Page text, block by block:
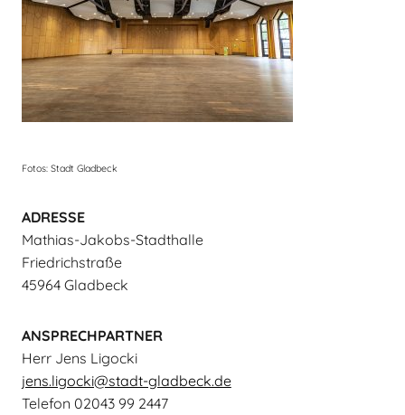
Fotos: Stadt Gladbeck
ADRESSE
Mathias-Jakobs-Stadthalle
Friedrichstraße
45964 Gladbeck
ANSPRECHPARTNER
Herr Jens Ligocki
jens.ligocki@stadt-gladbeck.de
Telefon 02043 99 2447